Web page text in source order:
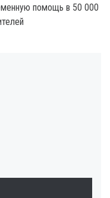
помощь в 50 000